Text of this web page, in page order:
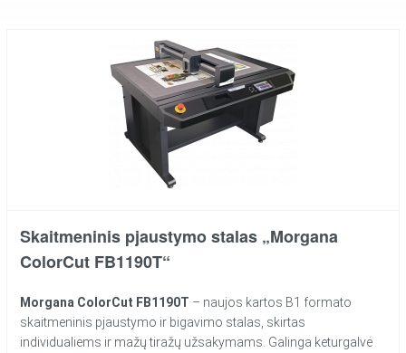
Skaitmeninis pjaustymo stalas „Morgana
ColorCut FB1190T“
Morgana ColorCut FB1190T – naujos kartos B1 formato
skaitmeninis pjaustymo ir bigavimo stalas, skirtas
individualiems ir mažų tiražų užsakymams. Galinga keturgalvė